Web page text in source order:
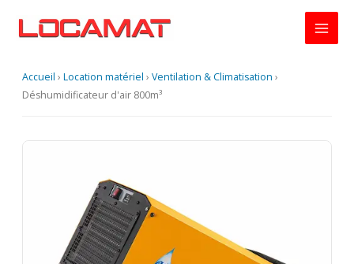
Accueil › Location matériel › Ventilation & Climatisation ›
Déshumidificateur d'air 800m³